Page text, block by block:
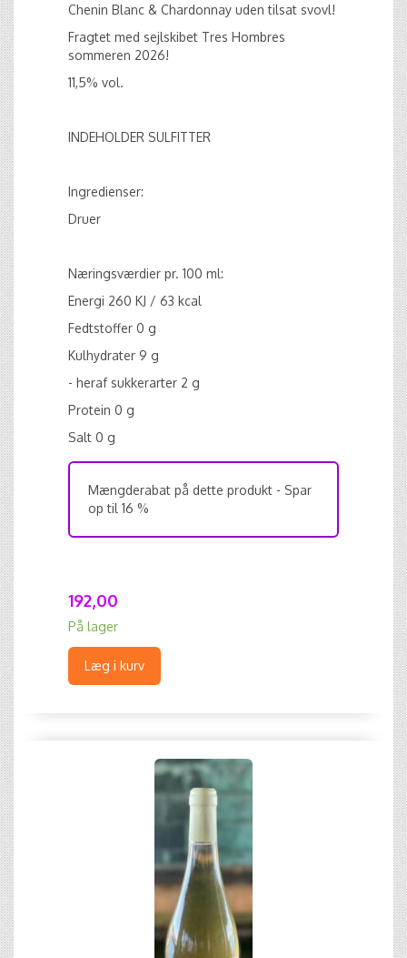
Chenin Blanc & Chardonnay uden tilsat svovl!
Fragtet med sejlskibet Tres Hombres
sommeren 2026!
11,5% vol.
INDEHOLDER SULFITTER
Ingredienser:
Druer
Næringsværdier pr. 100 ml:
Energi 260 KJ / 63 kcal
Fedtstoffer 0 g
Kulhydrater 9 g
- heraf sukkerarter 2 g
Protein 0 g
Salt 0 g
Mængderabat på dette produkt - Spar
op til 16 %
192,00
På lager
Læg i kurv